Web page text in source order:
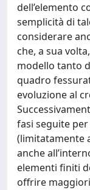
dell’elemento
semplicità di
considerare
che, a sua
modello tanto
quadro
evoluzione al
fasi seguite
(limitatamente
anche
elementi finiti
offrire